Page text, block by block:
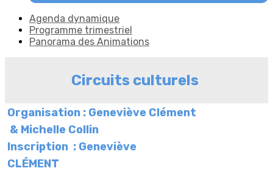
Agenda dynamique
Programme trimestriel
Panorama des Animations
Circuits culturels
Organisation : Geneviève Clément
& Michelle Collin
Inscription : Geneviève
CLÉMENT